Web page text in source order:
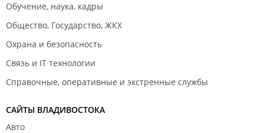
Обучение, наука, кадры
Общество, Государство, ЖКХ
Охрана и безопасность
Связь и IT технологии
Справочные, оперативные и экстренные службы
САЙТЫ ВЛАДИВОСТОКА
Авто